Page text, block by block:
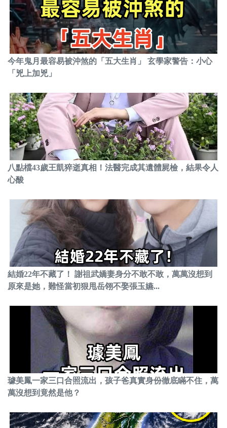
今年鬼月最容易被沖煞的「五大生肖」 玄學家警告：小心
「兇上加兇」
八點檔43歲王凱猝逝真相！法醫完成其遺體屍檢，結果令人
心酸
結婚22年不藏了！ 謝祖武嬌妻身分不敢不敢，萬萬沒想到
原來是她，難怪當初狠甩岳翎不娶張玉嬿...
璩美鳳一家三口合照流出，孩子爸真實身份徹底瞞不住，萬
萬沒想到竟然是他？